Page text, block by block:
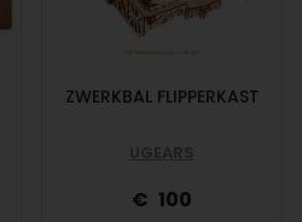
ZWERKBAL FLIPPERKAST
UGEARS
100